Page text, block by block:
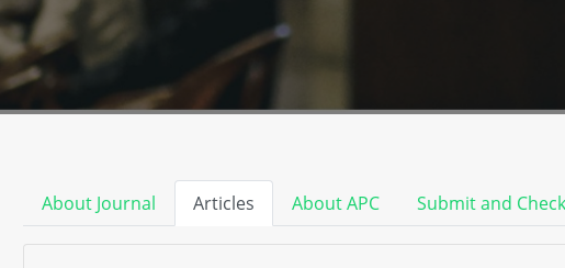
About Journal Articles About APC Submit and Check